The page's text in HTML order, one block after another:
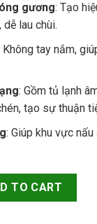
gương: Tạo
dễ lau chùi.
Không tay nắm,
: Gồm tủ lạnh
tạo sự thuận
: Giúp khu vực
phủ Acrylic màu
TO CART